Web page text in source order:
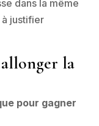
dans la même
justifier
la
pour gagner